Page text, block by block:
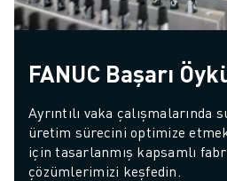
FANUC Başarı
Ayrıntılı vaka
üretim sürecini optimize
için tasarlanmış kapsamlı
çözümlerimizi keşfedin.